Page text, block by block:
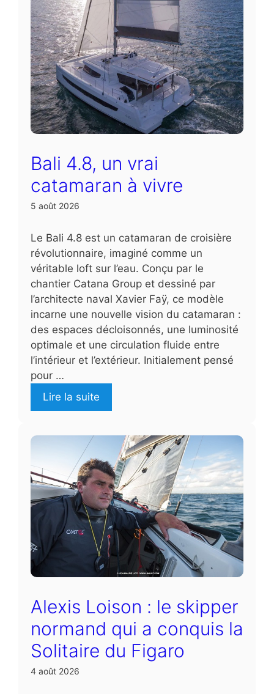
Bali 4.8, un vrai
catamaran à vivre
5 août 2026
Le Bali 4.8 est un catamaran de croisière
révolutionnaire, imaginé comme un
véritable loft sur l’eau. Conçu par le
chantier Catana Group et dessiné par
l’architecte naval Xavier Faÿ, ce modèle
incarne une nouvelle vision du catamaran :
des espaces décloisonnés, une luminosité
optimale et une circulation fluide entre
l’intérieur et l’extérieur. Initialement pensé
pour …
Lire la suite
Alexis Loison : le skipper
normand qui a conquis la
Solitaire du Figaro
4 août 2026